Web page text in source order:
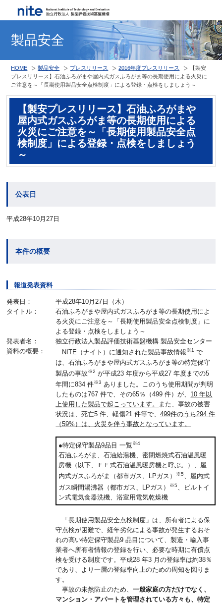
製品安全
HOME 製品安全 プレスリリース 2016年度プレスリリース
【製安
プレスリリース】石油ふろがまや屋内式ガスふろがま等の長期使用による火災に
ご注意を～「長期使用製品安全点検制度」による登録・点検をしましょう～
【製安プレスリリース】石油ふろがまや
屋内式ガスふろがま等の長期使用による
火災にご注意を～「長期使用製品安全点
検制度」による登録・点検をしましょう
～
公表日
平成28年10月27日
本件の概要
報道発表資料
発表日：
平成28年10月27日（木）
タイトル：
石油ふろがまや屋内式ガスふろがま等の長期使用によ
る火災にご注意を～「長期使用製品安全点検制度」に
よる登録・点検をしましょう～
発表者名：
独立行政法人製品評価技術基盤機構 製品安全センター
資料の概要：
NITE（ナイト）に通知された製品事故情報※1 で
は、石油ふろがまや屋内式ガスふろがま等の特定保守
製品の事故※2 が平成23 年度から平成27 年度までの5
年間に834 件※3 ありました。このうち使用期間が判明
したものは767 件で、その65％（499 件）が、 10 年以
上使用した製品で起こっています。
また、事故の被害
状況は、死亡5 件、軽傷21 件等で、499件のうち294 件
（59%）は、火災を伴う事故となっています。
●特定保守製品9品目 一覧※4
石油ふろがま、石油給湯機、密閉燃焼式石油温風暖
房機（以下、ＦＦ式石油温風暖房機と呼ぶ。）、屋
内式ガスふろがま（都市ガス、LPガス）
※5、屋内式
ガス瞬間湯沸器（都市ガス、LPガス）
※5、ビルトイ
ン式電気食器洗機、浴室用電気乾燥機
「長期使用製品安全点検制度」は、所有者による保
守点検が困難で、経年劣化による事故が発生するおそ
れの高い特定保守製品9 品目について、製造・輸入事
業者へ所有者情報の登録を行い、必要な時期に有償点
検を受ける制度です。平成28 年3 月の登録率は約38％
であり、より一層の登録率向上のための周知を図りま
す。
事故の未然防止のため、一般家庭の方だけでなく、
マンション・アパートを管理されている方々も、特定